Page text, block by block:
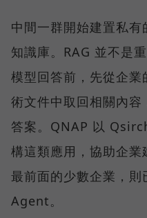
中間一群開始建置私有
知識庫。RAG 並不是
模型回答前，先從企業
術文件中取回相關內
答案。QNAP 以
構這類應用，協助企
最前面的少數企業，
Agent。